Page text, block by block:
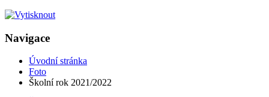
Navigace
Úvodní stránka
Foto
Školní rok 2021/2022